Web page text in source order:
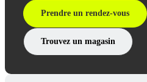
Prendre un rendez-vous
Trouvez un magasin